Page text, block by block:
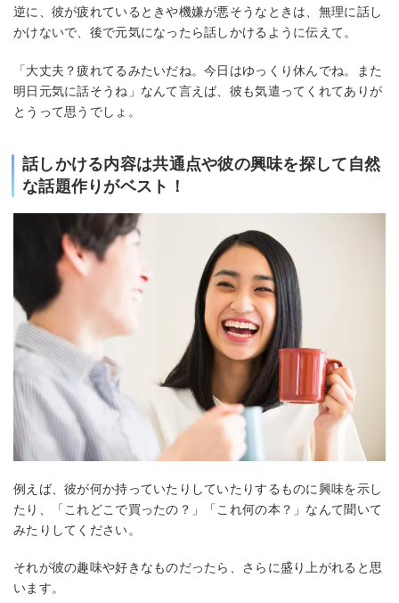
逆に、彼が疲れているときや機嫌が悪そうなときは、無理に話し
かけないで、後で元気になったら話しかけるように伝えて。
「大丈夫？疲れてるみたいだね。今日はゆっくり休んでね。また
明日元気に話そうね」なんて言えば、彼も気遣ってくれてありが
とうって思うでしょ。
話しかける内容は共通点や彼の興味を探して自然
な話題作りがベスト！
例えば、彼が何か持っていたりしていたりするものに興味を示し
たり、「これどこで買ったの？」「これ何の本？」なんて聞いて
みたりしてください。
それが彼の趣味や好きなものだったら、さらに盛り上がれると思
います。